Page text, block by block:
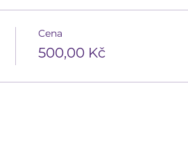
Cena
500,00 Kč